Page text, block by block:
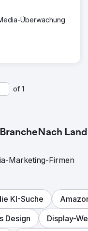
Überwachung
of 1
Nach Land
Marketing-Firmen
KI-Suche
Design
Display-